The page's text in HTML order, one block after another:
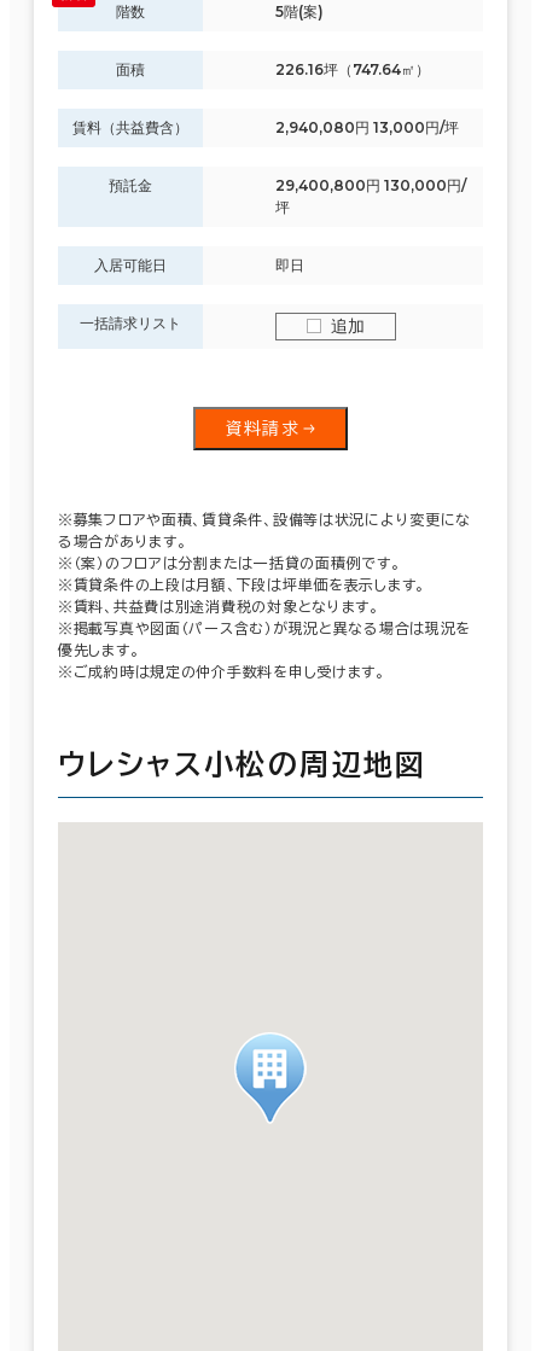
階数 5階(案)
面積 226.16坪（747.64㎡）
賃料（共益費含） 2,940,080円 13,000円/坪
預託金
29,400,800円 130,000円/
坪
入居可能日 即日
一括請求リスト 追加
資料請求
※募集フロアや面積、賃貸条件、設備等は状況により変更にな
る場合があります。
※（案）のフロアは分割または一括貸の面積例です。
※賃貸条件の上段は月額、下段は坪単価を表示します。
※賃料、共益費は別途消費税の対象となります。
※掲載写真や図面（パース含む）が現況と異なる場合は現況を
優先します。
※ご成約時は規定の仲介手数料を申し受けます。
ウレシャス小松の周辺地図